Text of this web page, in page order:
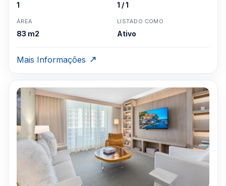
1 1 / 1
ÁREA
83 m2
LISTADO COMO
Ativo
Mais Informações